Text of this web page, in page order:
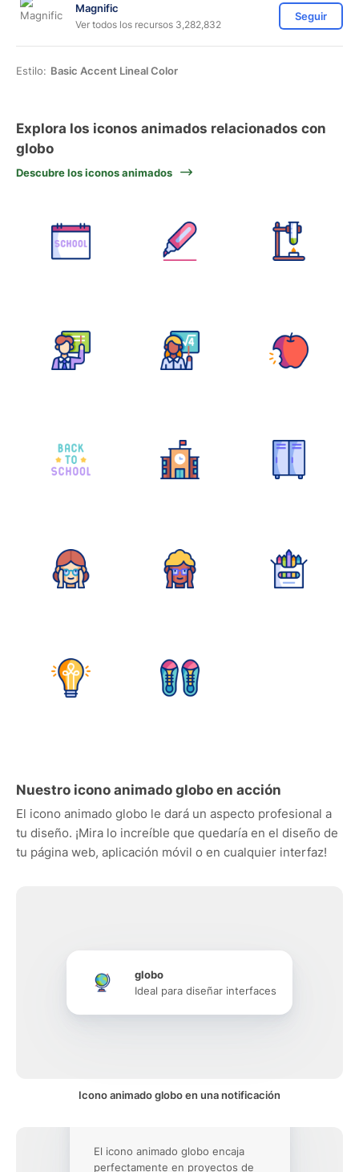
Magnific
Ver todos los recursos 3,282,832
Seguir
Estilo: Basic Accent Lineal Color
Explora los iconos animados relacionados con
globo
Descubre los iconos animados
Nuestro icono animado globo en acción
El icono animado globo le dará un aspecto profesional a
tu diseño. ¡Mira lo increíble que quedaría en el diseño de
tu página web, aplicación móvil o en cualquier interfaz!
globo
Ideal para diseñar interfaces
Icono animado globo en una notificación
El icono animado globo encaja
perfectamente en proyectos de